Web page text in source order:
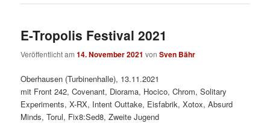
E-Tropolis Festival 2021
Veröffentlicht am14. November 2021 vonSven Bähr
Oberhausen (Turbinenhalle), 13.11.2021
mit Front 242, Covenant, Diorama, Hocico, Chrom, Solitary
Experiments, X-RX, Intent Outtake, Eisfabrik, Xotox, Absurd
Minds, Torul, Fix8:Sed8, Zweite Jugend